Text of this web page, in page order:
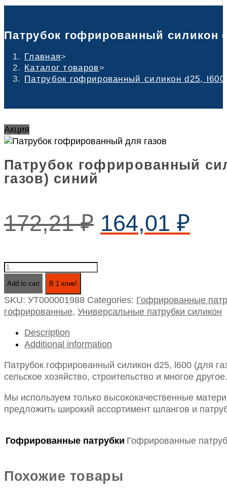
Патрубок гофрированный силикон
Главная>
Каталог товаров>
Патрубок гофрированный силикон d25,
Акция
Патрубок гофрированный
газов) синий
172,21₽ 164,01 ₽
Патрубок
d25,
l600
газов)
синий
quantity
Add to cart В 1 клик!
SKU: УТ000001988 Categories: Гофрированные
гофрированные, Универсальные патрубки силикон
Description
Additional information
Патрубок гофрированный силикон d25, l600 (для
сельское хозяйство, строительство и многое
Мы используем только высококачественные
предложить широкий ассортимент шлангов и
Гофрированные патрубки Гофрированные
Похожие товары